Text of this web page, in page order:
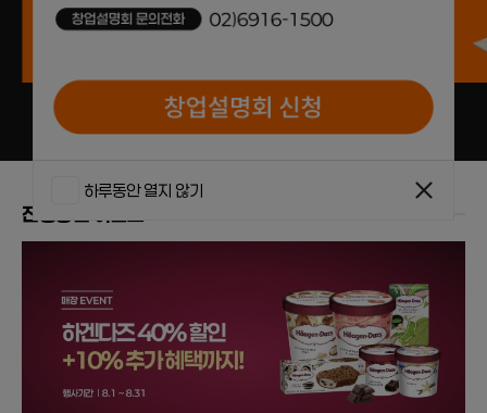
진행중인 이벤트
하루동안 열지 않기